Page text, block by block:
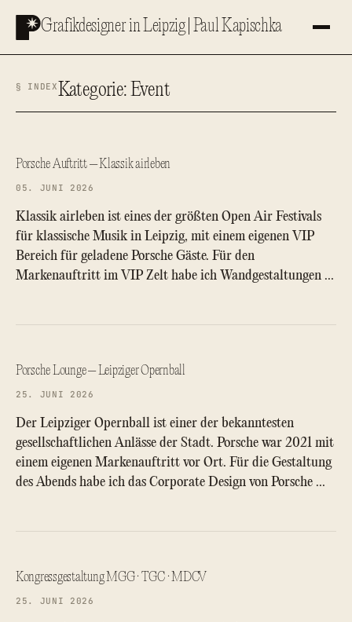
Inhalt Grafikdesigner in Leipzig | Paul Kapischka
§ INDEXKategorie:Event
Porsche Auftritt – Klassik airleben
05. JUNI 2026
Klassik airleben ist eines der größten Open Air Festivals
für klassische Musik in Leipzig, mit einem eigenen VIP
Bereich für geladene Porsche Gäste. Für den
Markenauftritt im VIP Zelt habe ich Wandgestaltungen …
Porsche Lounge – Leipziger Opernball
25. JUNI 2026
Der Leipziger Opernball ist einer der bekanntesten
gesellschaftlichen Anlässe der Stadt. Porsche war 2021 mit
einem eigenen Markenauftritt vor Ort. Für die Gestaltung
des Abends habe ich das Corporate Design von Porsche …
Kongressgestaltung MGG · TGC · MDCV
25. JUNI 2026